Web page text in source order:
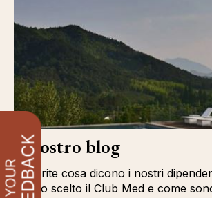
Il nostro blog
Scoprite cosa dicono i nostri
hanno scelto il Club Med e come